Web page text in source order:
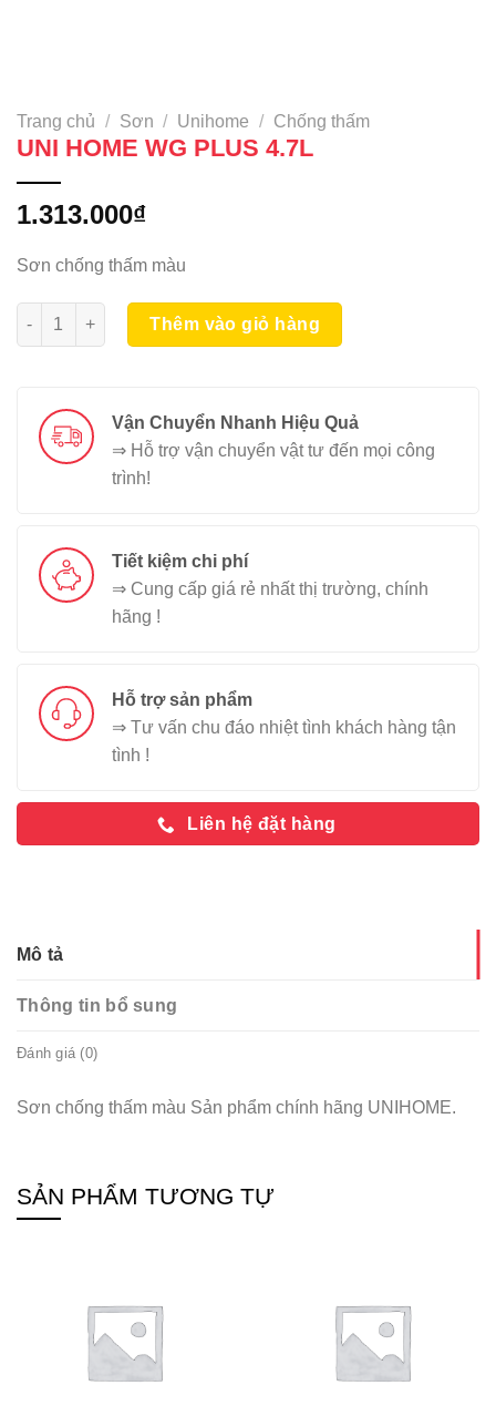
Trang chủ / Sơn / Unihome / Chống thấm
UNI HOME WG PLUS 4.7L
1.313.000₫
Sơn chống thấm màu
UNI HOME WG PLUS 4.7L số lượng
Thêm vào giỏ hàng
Vận Chuyển Nhanh Hiệu Quả
⇒ Hỗ trợ vận chuyển vật tư đến mọi công
trình!
Tiết kiệm chi phí
⇒ Cung cấp giá rẻ nhất thị trường, chính
hãng !
Hỗ trợ sản phẩm
⇒ Tư vấn chu đáo nhiệt tình khách hàng tận
tình !
Liên hệ đặt hàng
Mô tả
Thông tin bổ sung
Đánh giá (0)
Sơn chống thấm màu Sản phẩm chính hãng UNIHOME.
SẢN PHẨM TƯƠNG TỰ